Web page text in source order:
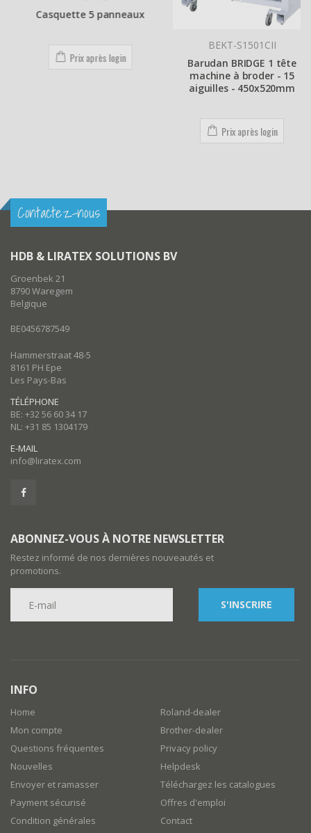
Casquette 5 panneaux
Prix après login
BEKT-S1501CII
Barudan BRIDGE 1 tête
machine à broder - 15
aiguilles - 450x520mm
Prix après login
Contactez-nous
HDB & LIRATEX SOLUTIONS BV
Groenbek 21
8790 Waregem
Belgique
BE0456787549
Hammerstraat 48-5
8161 PH Epe
Les Pays-Bas
TÉLÉPHONE
BE: +32 56 60 34 17
NL: +31 85 1304179
E-MAIL
info@liratex.com
ABONNEZ-VOUS À NOTRE NEWSLETTER
Restez informé de nos dernières nouveautés et
promotions.
S'INSCRIRE
INFO
Home
Mon compte
Questions fréquentes
Nouvelles
Envoyer et ramasser
Payment sécurisé
Condition générales
Roland-dealer
Brother-dealer
Privacy policy
Helpdesk
Téléchargez les catalogues
Offres d'emploi
Contact